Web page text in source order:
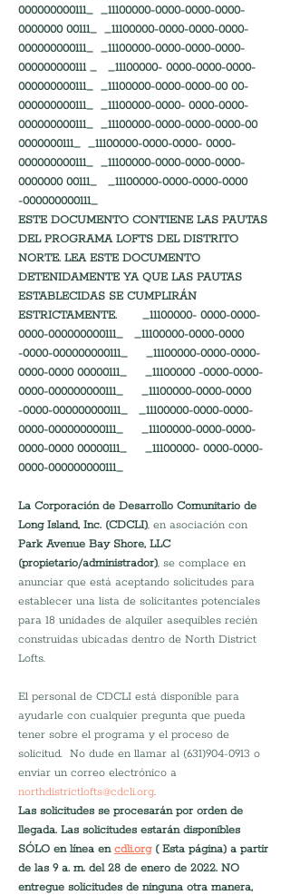
000000000111_  _11100000-0000-0000-0000-
0000000 00111_  _11100000-0000-0000-0000-
000000000111_  _11100000-0000-0000-0000-
000000000111 _   _11100000- 0000-0000-0000-
000000000111_  _11100000-0000-0000-00 00-
000000000111_  _11100000-0000- 0000-0000-
000000000111_  _11100000-0000-0000-0000-00
0000000111_  _11100000-0000-0000- 0000-
000000000111_  _11100000-0000-0000-0000-
0000000 00111_   _11100000-0000-0000-0000
-000000000111_
ESTE DOCUMENTO CONTIENE LAS PAUTAS
DEL PROGRAMA LOFTS DEL DISTRITO
NORTE. LEA ESTE DOCUMENTO
DETENIDAMENTE YA QUE LAS PAUTAS
ESTABLECIDAS SE CUMPLIRÁN
ESTRICTAMENTE.       _11100000- 0000-0000-
0000-000000000111_   _11100000-0000-0000
-0000-000000000111_     _11100000-0000-0000-
0000-0000 00000111_     _11100000 -0000-0000-
0000-000000000111_     _11100000-0000-0000
-0000-000000000111_   _11100000-0000-0000-
0000-000000000111_     _11100000-0000-0000-
0000-0000 00000111_     _11100000- 0000-0000-
0000-000000000111_
La Corporación de Desarrollo Comunitario de
Long Island, Inc. (CDCLI), en asociación con
Park Avenue Bay Shore, LLC
(propietario/administrador), se complace en
anunciar que está aceptando solicitudes para
establecer una lista de solicitantes potenciales
para 18 unidades de alquiler asequibles recién
construidas ubicadas dentro de North District
Lofts.
El personal de CDCLI está disponible para
ayudarle con cualquier pregunta que pueda
tener sobre el programa y el proceso de
solicitud.  No dude en llamar al (631)904-0913 o
enviar un correo electrónico a
northdistrictlofts@cdcli.org.
Las solicitudes se procesarán por orden de
llegada. Las solicitudes estarán disponibles
SÓLO en línea en cdli.org ( Esta página) a partir
de las 9 a. m. del 28 de enero de 2022. NO
entregue solicitudes de ninguna otra manera,